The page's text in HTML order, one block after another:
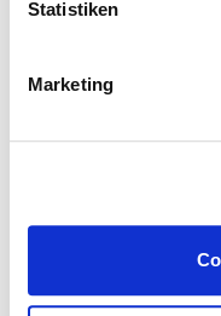
Statistiken
Marketing